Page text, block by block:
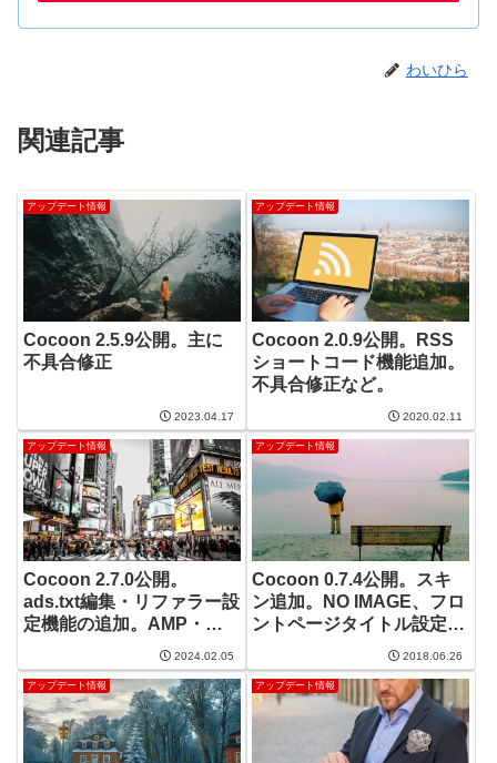
わいひら
関連記事
アップデート情報
Cocoon 2.5.9公開。主に
不具合修正
2023.04.17
アップデート情報
Cocoon 2.0.9公開。RSS
ショートコード機能追加。
不具合修正など。
2020.02.11
アップデート情報
Cocoon 2.7.0公開。
ads.txt編集・リファラー設
定機能の追加。AMP・
PWA・HTML縮小化機能の
廃止
2024.02.05
アップデート情報
Cocoon 0.7.4公開。スキ
ン追加。NO IMAGE、フロ
ントページタイトル設定項
2018.06.26
アップデート情報 アップデート情報